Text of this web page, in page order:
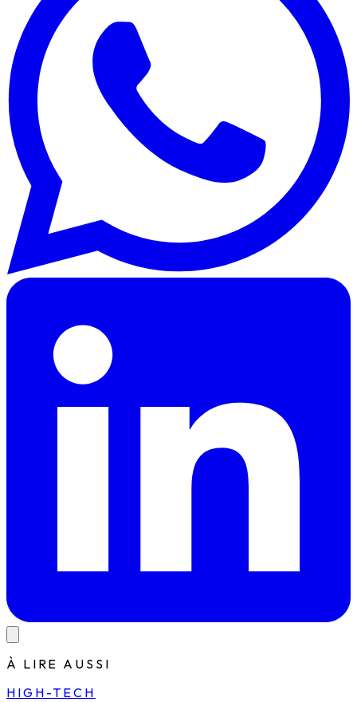
À LIRE AUSSI
HIGH-TECH